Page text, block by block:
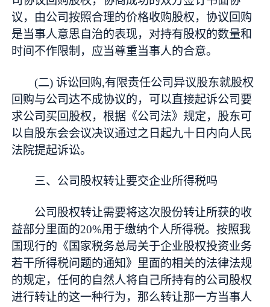
议，由公司按照合理的价格收购股权，协议回购
是当事人意思自治的表现，对持有股权的数量和
时间不作限制，应当尊重当事人的合意。
(二) 诉讼回购,有限责任公司异议股东就股权
回购与公司达不成协议的，可以直接起诉公司要
求公司买回股权，根据《公司法》规定，股东可
以自股东会会议决议通过之日起九十日内向人民
法院提起诉讼。
三、公司股权转让要交企业所得税吗
公司股权转让需要将这次股份转让所获的收
益部分里面的20%用于缴纳个人所得税。按照我
国现行的《国家税务总局关于企业股权投资业务
若干所得税问题的通知》里面的相关的法律法规
的规定，任何的自然人将自己所持有的公司股权
进行转让的这一种行为，那么转让那一方当事人